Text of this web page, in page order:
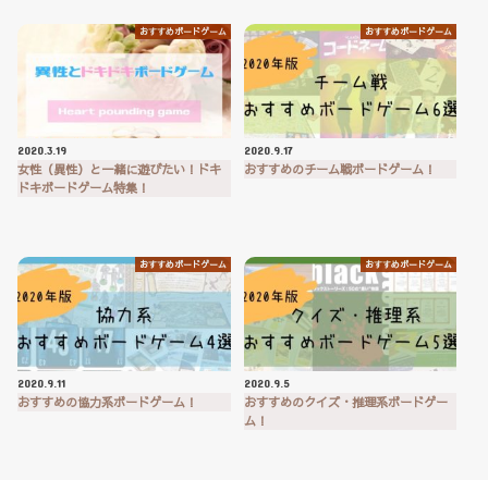
おすすめボードゲーム
2020.3.19
女性（異性）と一緒に遊びたい！ドキ
ドキボードゲーム特集！
おすすめボードゲーム
2020.9.17
おすすめのチーム戦ボードゲーム！
おすすめボードゲーム
2020.9.11
おすすめの協力系ボードゲーム！
おすすめボードゲーム
2020.9.5
おすすめのクイズ・推理系ボードゲー
ム！